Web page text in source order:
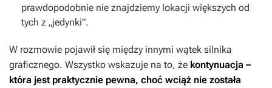
prawdopodobnie nie znajdziemy lokacji większych od
tych z „jedynki”.
W rozmowie pojawił się między innymi wątek silnika
graficznego. Wszystko wskazuje na to, że kontynuacja –
która jest praktycznie pewna, choć wciąż nie została